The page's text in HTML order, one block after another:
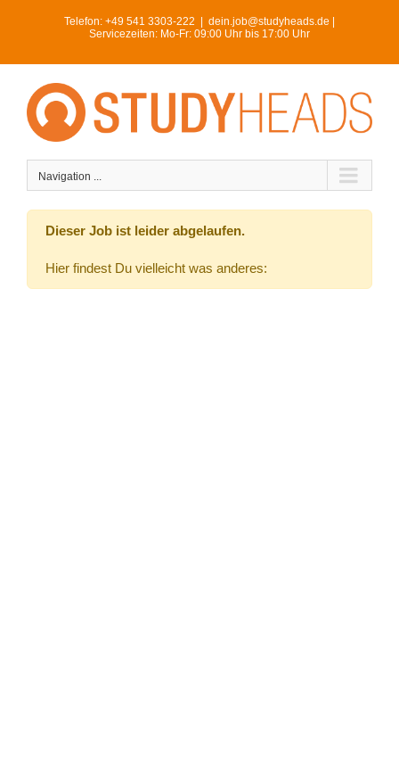
Telefon: +49 541 3303-222
dein.job@studyheads.de |
Servicezeiten: Mo-Fr: 09:00 Uhr bis 17:00 Uhr
Navigation ...
Dieser Job ist leider abgelaufen.
Hier findest Du vielleicht was anderes: